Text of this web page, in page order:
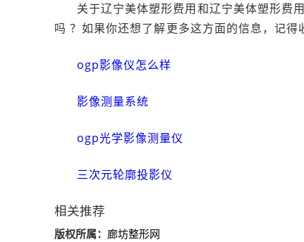
关于辽宁美体塑形费用和辽宁美体塑形费
吗 ？如果你还想了解更多这方面的信息，记得
ogp影像仪怎么样
影像测量系统
ogp光学影像测量仪
三次元轮廓投影仪
相关推荐
版权所属： 廊坊整形网